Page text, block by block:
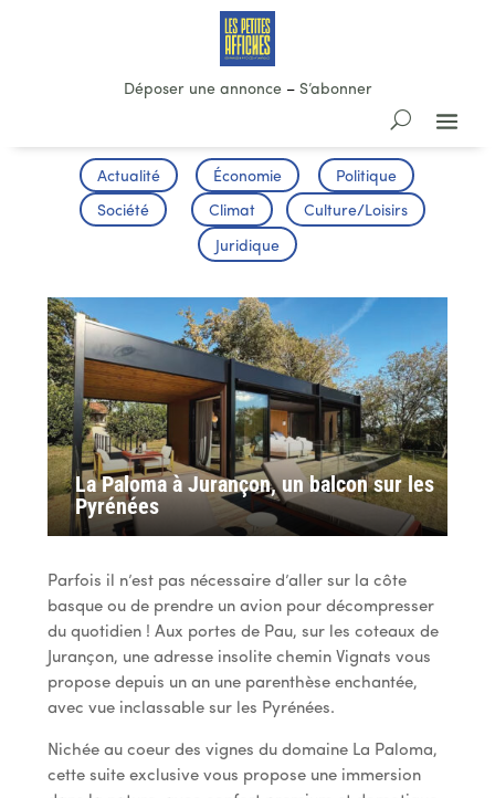
Déposer une annonce– S’abonner
Actualité Économie Politique
Société Climat Culture/Loisirs
Juridique
La Paloma à Jurançon, un balcon sur les
Pyrénées
Parfois il n’est pas nécessaire d’aller sur la côte
basque ou de prendre un avion pour décompresser
du quotidien ! Aux portes de Pau, sur les coteaux de
Jurançon, une adresse insolite chemin Vignats vous
propose depuis un an une parenthèse enchantée,
avec vue inclassable sur les Pyrénées.
Nichée au coeur des vignes du domaine La Paloma,
cette suite exclusive vous propose une immersion